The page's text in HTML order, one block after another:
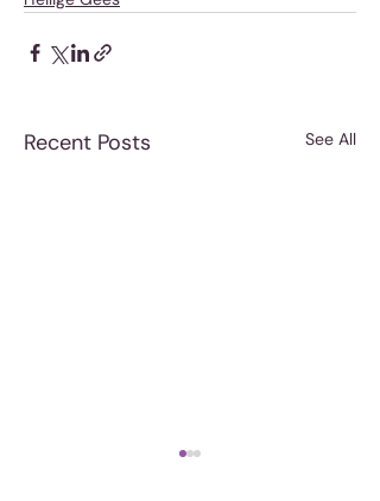
Recent Posts See All